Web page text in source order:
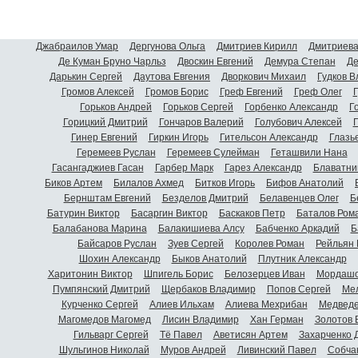
Джабраилов Умар Дергунова Ольга Дмитриев Кирилл
Де Куман Бруно Чарльз
Двоскин Евгений Демура Степан
Дарькин Сергей
Даутова Евгения Дворкович Михаил
Гудков
Громов Алексей
Громов Борис Греф Евгений Греф Олег
Горьков Андрей
Горьков Сергей Горбенко Александр
Горицкий Дмитрий
Гончаров Валерий Голубович Алексей
Гинер Евгений
Гиркин Игорь Гительсон Александр
Геремеев Руслан
Геремеев Сулейман
Геташвили Нана
Гасангаджиев Гасан
Гарбер Марк Гарез Александр
Биков Артем
Билалов Ахмед Битков Игорь Бифов Анатолий
Бернштам Евгений
Безделов Дмитрий Белавенцев Олег
Батурин Виктор
Басаргин Виктор Баскаков Петр
Баталов
Балабанова Марина
Балакишиева Алсу Бабченко Аркадий
Байсаров Руслан
Зуев Сергей Королев Роман
Шохин Александр
Быков Анатолий Плутник Александр
Харитонин Виктор
Шпигель Борис Белозерцев Иван
Пумпянский Дмитрий
Щербаков Владимир Попов Сергей
Курченко Сергей
Алиев Ильхам Алиева Мехрибан
Магомедов Магомед
Лисин Владимир Хан Герман
Золотов
Гильварг Сергей
Тё Павел Аветисян Артем
Захарченко
Шульгинов Николай
Муров Андрей Ливинский Павел